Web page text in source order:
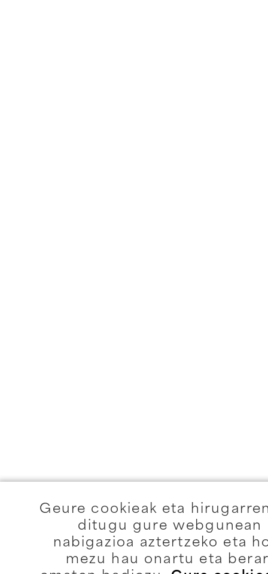
Geure cookieak eta
ditugu gure webgunean
nabigazioa aztertzeko eta
mezu hau onartu eta